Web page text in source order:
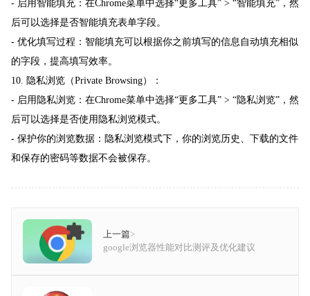
- 启用智能填充：在Chrome菜单中选择“更多工具” > “智能填充”，然
后可以选择是否智能填充表单字段。
- 优化填写过程：智能填充可以根据你之前填写的信息自动填充相似
的字段，提高填写效率。
10. 隐私浏览（Private Browsing）：
- 启用隐私浏览：在Chrome菜单中选择“更多工具” > “隐私浏览”，然
后可以选择是否使用隐私浏览模式。
- 保护你的浏览数据：隐私浏览模式下，你的浏览历史、下载的文件
和保存的密码等数据不会被保存。
上一篇>
google浏览器性能对比测评及优化建议